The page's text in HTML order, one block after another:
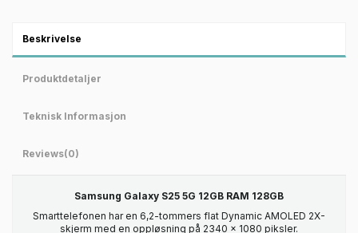
Beskrivelse
Produktdetaljer
Teknisk Informasjon
Reviews(0)
Samsung Galaxy S25 5G 12GB RAM 128GB
Smarttelefonen har en 6,2-tommers flat Dynamic AMOLED 2X-
skjerm med en oppløsning på 2340 x 1080 piksler.